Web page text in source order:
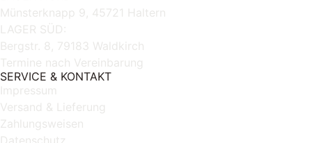
Münsterknapp 9, 45721 Haltern
LAGER SÜD:
Bergstr. 8, 79183 Waldkirch
Termine nach Vereinbarung
SERVICE & KONTAKT
Impressum
Versand & Lieferung
Zahlungsweisen